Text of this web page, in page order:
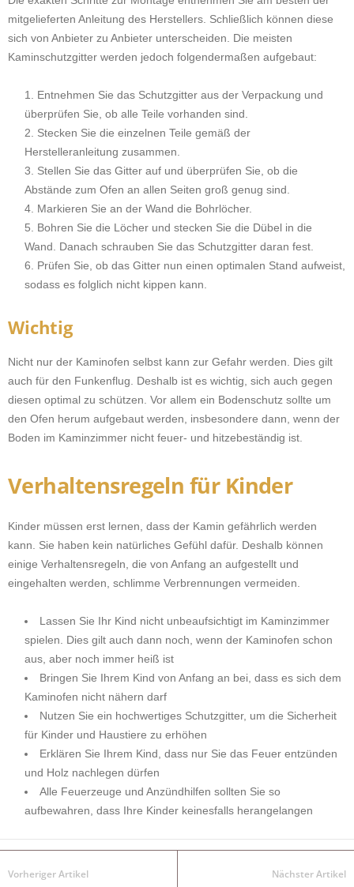
mitgelieferten Anleitung des Herstellers. Schließlich können diese
sich von Anbieter zu Anbieter unterscheiden. Die meisten
Kaminschutzgitter werden jedoch folgendermaßen aufgebaut:
Entnehmen Sie das Schutzgitter aus der Verpackung und
überprüfen Sie, ob alle Teile vorhanden sind.
Stecken Sie die einzelnen Teile gemäß der
Herstelleranleitung zusammen.
Stellen Sie das Gitter auf und überprüfen Sie, ob die
Abstände zum Ofen an allen Seiten groß genug sind.
Markieren Sie an der Wand die Bohrlöcher.
Bohren Sie die Löcher und stecken Sie die Dübel in die
Wand. Danach schrauben Sie das Schutzgitter daran fest.
Prüfen Sie, ob das Gitter nun einen optimalen Stand aufweist,
sodass es folglich nicht kippen kann.
Wichtig
Nicht nur der Kaminofen selbst kann zur Gefahr werden. Dies gilt
auch für den Funkenflug. Deshalb ist es wichtig, sich auch gegen
diesen optimal zu schützen. Vor allem ein Bodenschutz sollte um
den Ofen herum aufgebaut werden, insbesondere dann, wenn der
Boden im Kaminzimmer nicht feuer- und hitzebeständig ist.
Verhaltensregeln für Kinder
Kinder müssen erst lernen, dass der Kamin gefährlich werden
kann. Sie haben kein natürliches Gefühl dafür. Deshalb können
einige Verhaltensregeln, die von Anfang an aufgestellt und
eingehalten werden, schlimme Verbrennungen vermeiden.
Lassen Sie Ihr Kind nicht unbeaufsichtigt im Kaminzimmer
spielen. Dies gilt auch dann noch, wenn der Kaminofen schon
aus, aber noch immer heiß ist
Bringen Sie Ihrem Kind von Anfang an bei, dass es sich dem
Kaminofen nicht nähern darf
Nutzen Sie ein hochwertiges Schutzgitter, um die Sicherheit
für Kinder und Haustiere zu erhöhen
Erklären Sie Ihrem Kind, dass nur Sie das Feuer entzünden
und Holz nachlegen dürfen
Alle Feuerzeuge und Anzündhilfen sollten Sie so
aufbewahren, dass Ihre Kinder keinesfalls herangelangen
Vorheriger Artikel Nächster Artikel